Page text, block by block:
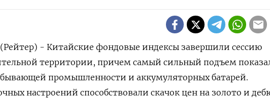
- Китайские фондовые индексы завершили сессию
территории, причем самый сильный подъем
промышленности и аккумуляторных батарей.
настроений способствовали скачок цен на золото и